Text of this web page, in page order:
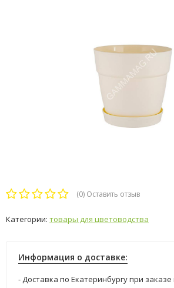
(0) Оставить отзыв
Категории: товары для цветоводства
Информация о доставке:
- Доставка по Екатеринбургу при заказе